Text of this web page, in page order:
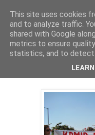
Πρόσκληση σε
This site uses cookies
and to analyze traffic.
shared with Google
metrics to ensure
statistics, and to detect